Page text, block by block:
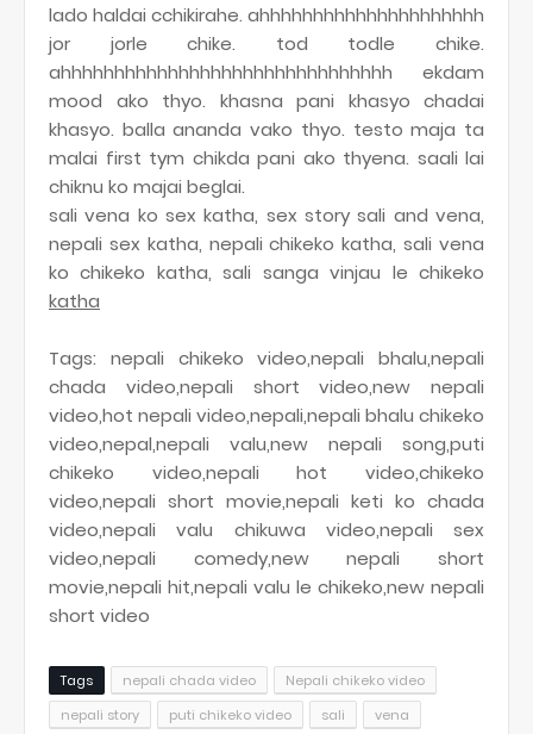
lado haldai cchikirahe. ahhhhhhhhhhhhhhhhhhhhh
jor jorle chike. tod todle chike.
ahhhhhhhhhhhhhhhhhhhhhhhhhhhhhhh ekdam
mood ako thyo. khasna pani khasyo chadai
khasyo. balla ananda vako thyo. testo maja ta
malai first tym chikda pani ako thyena. saali lai
chiknu ko majai beglai.
sali vena ko sex katha, sex story sali and vena,
nepali sex katha, nepali chikeko katha, sali vena
ko chikeko katha, sali sanga vinjau le chikeko
katha
Tags: nepali chikeko video,nepali bhalu,nepali
chada video,nepali short video,new nepali
video,hot nepali video,nepali,nepali bhalu chikeko
video,nepal,nepali valu,new nepali song,puti
chikeko video,nepali hot video,chikeko
video,nepali short movie,nepali keti ko chada
video,nepali valu chikuwa video,nepali sex
video,nepali comedy,new nepali short
movie,nepali hit,nepali valu le chikeko,new nepali
short video
Tags nepali chada video
Nepali chikeko video
nepali story
puti chikeko video sali vena